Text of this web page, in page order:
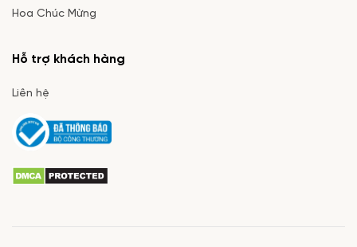
Hoa Chúc Mừng
Hỗ trợ khách hàng
Liên hệ